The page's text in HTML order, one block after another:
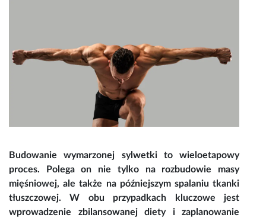
Budowanie wymarzonej sylwetki to wieloetapowy
proces. Polega on nie tylko na rozbudowie masy
mięśniowej, ale także na późniejszym spalaniu tkanki
tłuszczowej. W obu przypadkach kluczowe jest
wprowadzenie zbilansowanej diety i zaplanowanie